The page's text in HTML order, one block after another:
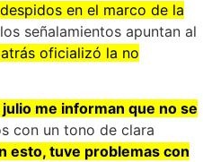
en el marco de la
señalamientos apuntan al
oficializó la no
me informan que no se
con un tono de clara
esto, tuve problemas con